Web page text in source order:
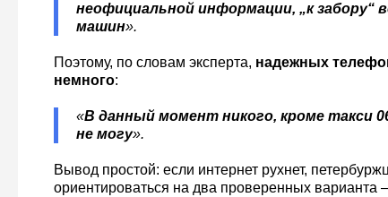
неофициальной информации, „к забору“
машин».
Поэтому, по словам эксперта, надежных
немного:
«В данный момент никого, кроме такси
не могу».
Вывод простой: если интернет рухнет,
ориентироваться на два проверенных варианта